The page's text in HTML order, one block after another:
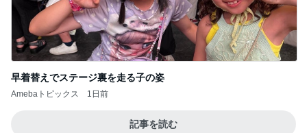
早着替えでステージ裏を走る子の姿
Amebaトピックス 1日前
記事を読む